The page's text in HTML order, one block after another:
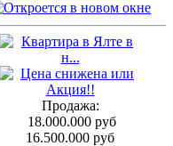
Продажа:
18.000.000 руб
16.500.000 руб